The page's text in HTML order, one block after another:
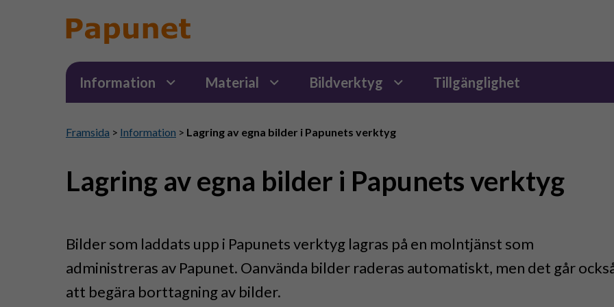
Information Material Bildverktyg Tillgänglighet
Framsida > Information > Lagring av egna bilder i Papunets verktyg
Lagring av egna bilder i Papunets verktyg
Bilder som laddats upp i Papunets verktyg lagras på en molntjänst som
administreras av Papunet. Oanvända bilder raderas automatiskt, men det går
att begära borttagning av bilder.